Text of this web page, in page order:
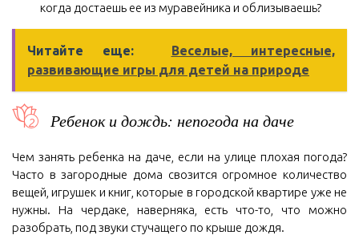
когда достаешь ее из муравейника и облизываешь?
Читайте еще:
Веселые, интересные,
развивающие игры для детей на природе
Ребенок и дождь: непогода на даче
Чем занять ребенка на даче, если на улице плохая погода?
Часто в загородные дома свозится огромное количество
вещей, игрушек и книг, которые в городской квартире уже не
нужны. На чердаке, наверняка, есть что-то, что можно
разобрать, под звуки стучащего по крыше дождя.